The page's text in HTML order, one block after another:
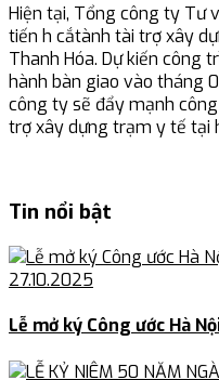
Hiện tại, Tổng công ty Tư
tiến h cắtành tài trợ xây
Thanh Hóa. Dự kiến công
hành bàn giao vào tháng
công ty sẽ đẩy mạnh
trợ xây dựng trạm y tế tại
Tin nổi bật
27.10.2025
Lễ mở ký Công ước Hà